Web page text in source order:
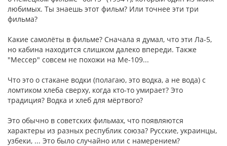
любимых. Ты знаешь этот фильм? Или точнее эти три
фильма?
Какие самолёты в фильме? Сначала я думал, что эти Ла-5,
но кабина находится слишком далеко впереди. Также
"Мессер" совсем не похожи на Me-109...
Что это о стакане водки (полагаю, это водка, а не вода) с
ломтиком хлеба сверху, когда кто-то умирает? Это
традиция? Водка и хлеб для мёртвого?
Это обычно в советских фильмах, что появляются
характеры из разных республик союза? Русские, украинцы,
узбеки, ... Это было случайно или с намерением?